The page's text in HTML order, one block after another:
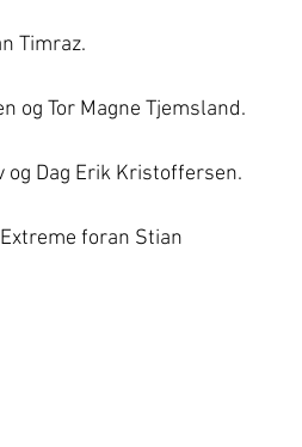
Timraz.
og Tor Magne Tjemsland.
Dag Erik Kristoffersen.
foran Stian